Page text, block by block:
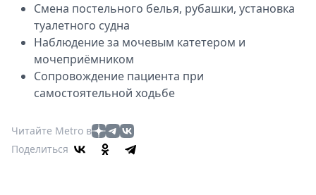
Смена постельного белья, рубашки, установка
туалетного судна
Наблюдение за мочевым катетером и
мочеприёмником
Сопровождение пациента при
самостоятельной ходьбе
Читайте Metro в
Поделиться